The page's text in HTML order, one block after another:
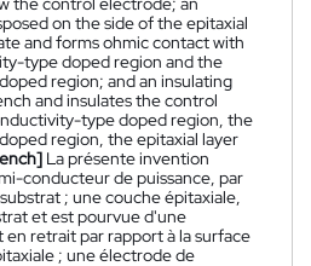
on the side of the epitaxial
and forms ohmic contact with
type doped region and the
region; and an insulating
and insulates the control
type doped region, the
region, the epitaxial layer
La présente invention
conducteur de puissance, par
; une couche épitaxiale,
et est pourvue d'une
retrait par rapport à la surface
; une électrode de